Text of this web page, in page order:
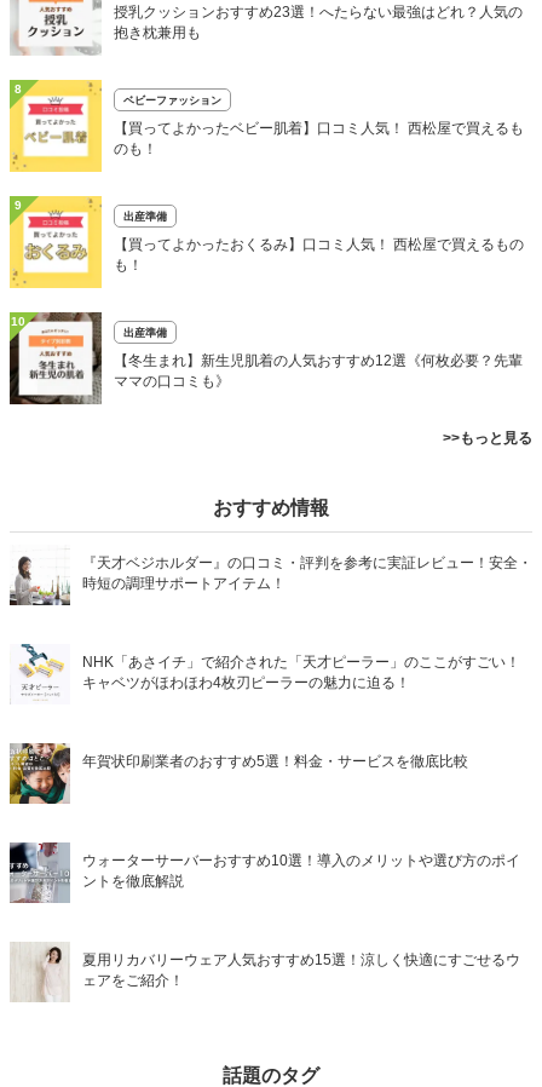
授乳クッションおすすめ23選！へたらない最強はどれ？人気の
抱き枕兼用も
8
ベビーファッション
【買ってよかったベビー肌着】口コミ人気！ 西松屋で買えるも
のも！
9
出産準備
【買ってよかったおくるみ】口コミ人気！ 西松屋で買えるもの
も！
10
出産準備
【冬生まれ】新生児肌着の人気おすすめ12選《何枚必要？先輩
ママの口コミも》
>>もっと見る
おすすめ情報
『天才ベジホルダー』の口コミ・評判を参考に実証レビュー！安全・
時短の調理サポートアイテム！
NHK「あさイチ」で紹介された「天才ピーラー」のここがすごい！
キャベツがほわほわ4枚刃ピーラーの魅力に迫る！
年賀状印刷業者のおすすめ5選！料金・サービスを徹底比較
ウォーターサーバーおすすめ10選！導入のメリットや選び方のポイ
ントを徹底解説
夏用リカバリーウェア人気おすすめ15選！涼しく快適にすごせるウ
ェアをご紹介！
話題のタグ